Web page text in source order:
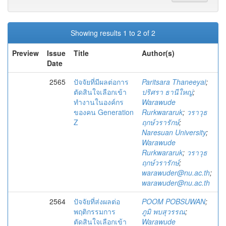
Showing results 1 to 2 of 2
Preview
Issue
Date
Title Author(s)
2565
ปัจจัยที่มีผลต่อการ
ตัดสินใจเลือกเข้า
ทำงานในองค์กร
ของคน Generation
Z
Paritsara Thaneeyai;
ปริศรา ธานีใหญ่;
Warawude
Rurkwararuk; วราวุธ
ฤกษ์วรารักษ์;
Naresuan University;
Warawude
Rurkwararuk; วราวุธ
ฤกษ์วรารักษ์;
warawuder@nu.ac.th;
warawuder@nu.ac.th
2564
ปัจจัยที่ส่งผลต่อ
พฤติกรรมการ
ตัดสินใจเลือกเข้า
POOM POBSUWAN;
ภูมิ พบสุวรรณ;
Warawude